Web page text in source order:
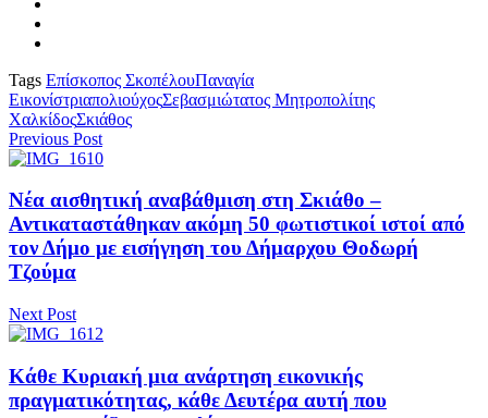
Tags Επίσκοπος ΣκοπέλουΠαναγία
ΕικονίστριαπολιούχοςΣεβασμιώτατος Μητροπολίτης
ΧαλκίδοςΣκιάθος
Previous Post
Νέα αισθητική αναβάθμιση στη Σκιάθο –
Αντικαταστάθηκαν ακόμη 50 φωτιστικοί ιστοί από
τον Δήμο με εισήγηση του Δήμαρχου Θοδωρή
Τζούμα
Next Post
Κάθε Κυριακή μια ανάρτηση εικονικής
πραγματικότητας, κάθε Δευτέρα αυτή που